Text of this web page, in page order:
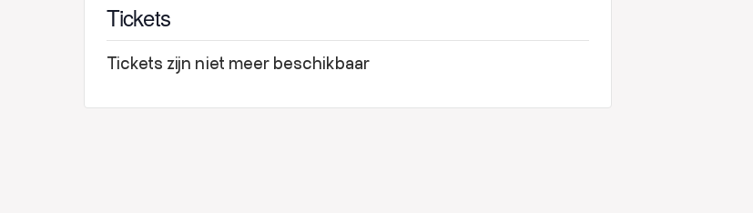
Tickets
Tickets zijn niet meer beschikbaar